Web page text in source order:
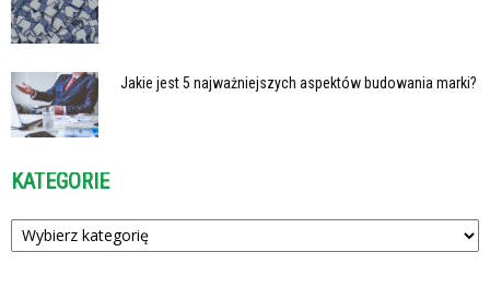
Jakie jest 5 najważniejszych aspektów budowania marki?
KATEGORIE
Kategorie